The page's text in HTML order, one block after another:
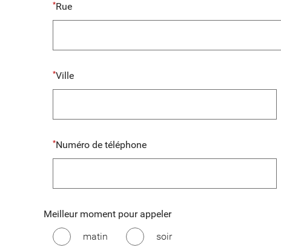
Rue
Ville
Numéro de téléphone
Meilleur moment pour appeler
matin
soir